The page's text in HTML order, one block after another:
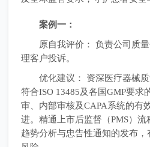
案例一：
原自我评价： 负责公司质
理客户投诉。
优化建议： 资深医疗器械
符合ISO 13485及各国GMP要求
审、内部审核及CAPA系统的有
进。精通上市后监督（PMS）流
趋势分析与忠告性通知的发布